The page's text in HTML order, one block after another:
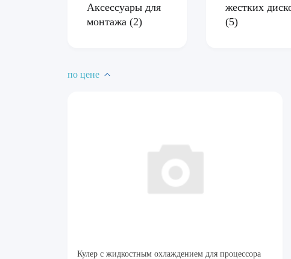
Аксессуары для
монтажа (2)
жестких
(5)
по цене
Кулер с жидкостным охлаждением для процессора